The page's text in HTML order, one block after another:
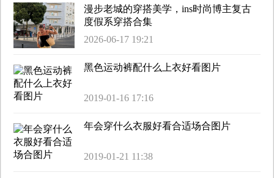
漫步老城的穿搭美学，ins时尚博主复古
度假系穿搭合集
2026-06-17 19:21
黑色运动裤配什么上衣好看图片
2019-01-16 17:16
年会穿什么衣服好看合适场合图片
2019-01-21 11:38